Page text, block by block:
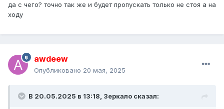
да с чего? точно так же и будет пропускать только не стоя а на
ходу
awdeew
Опубликовано 20 мая, 2025
В 20.05.2025 в 13:18, Зеркало сказал: